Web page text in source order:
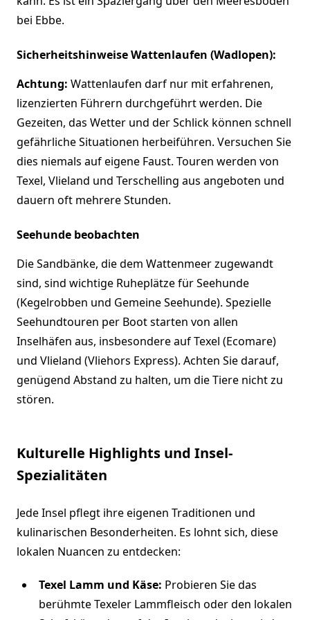
bei Ebbe.
Sicherheitshinweise Wattenlaufen (Wadlopen):
Achtung: Wattenlaufen darf nur mit erfahrenen,
lizenzierten Führern durchgeführt werden. Die
Gezeiten, das Wetter und der Schlick können schnell
gefährliche Situationen herbeiführen. Versuchen Sie
dies niemals auf eigene Faust. Touren werden von
Texel, Vlieland und Terschelling aus angeboten und
dauern oft mehrere Stunden.
Seehunde beobachten
Die Sandbänke, die dem Wattenmeer zugewandt
sind, sind wichtige Ruheplätze für Seehunde
(Kegelrobben und Gemeine Seehunde). Spezielle
Seehundtouren per Boot starten von allen
Inselhäfen aus, insbesondere auf Texel (Ecomare)
und Vlieland (Vliehors Express). Achten Sie darauf,
genügend Abstand zu halten, um die Tiere nicht zu
stören.
Kulturelle Highlights und Insel-
Spezialitäten
Jede Insel pflegt ihre eigenen Traditionen und
kulinarischen Besonderheiten. Es lohnt sich, diese
lokalen Nuancen zu entdecken:
Texel Lamm und Käse: Probieren Sie das
berühmte Texeler Lammfleisch oder den lokalen